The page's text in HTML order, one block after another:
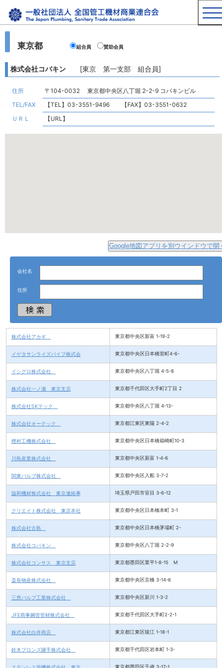
東京都 組合員 賛助会員
株式会社コバキン [東京 第一支部 組合員]
住所
〒104-0032 東京都中央区八丁堀 2-2-9 コバキンビル
TEL/FAX
【TEL】03-3551-9496 【FAX】03-3551-0632
ＵＲＬ
【URL】
Google地図アプリを別ウインドウで開
会社名
住所
株式会社アカギ 東京都中央区新富 1-19-2
イゲタサンライズパイプ株式会 東京都中央区日本橋室町4-6-
イシグロ株式会社 東京都中央区八丁堀 4-5-8
株式会社一ノ瀬 東京支店 東京都千代田区大手町2丁目 2
株式会社SKテック 東京都中央区八丁堀 4-13-
株式会社オーテック 東京都江東区東陽 2-4-2
樫村工機株式会社 東京都中央区日本橋箱崎町10-3
川島産業株式会社 東京都中央区新富 1-4-6
関東バルブ株式会社 東京都中央区入船 3-7-2
協和機材株式会社 東京連絡事 埼玉県戸田市笹目 3-6-12
クリエイト株式会社 東京本社 東京都中央区日本橋本町 3-1
株式会社古島 東京都中央区日本橋茅場町 2-
株式会社コバキン 東京都中央区八丁堀 2-2-9
株式会社コンサス 東京支店 東京都墨田区業平1-8-15 M
斎長物産株式会社 東京都中央区京橋 3-14-6
三恵バルブ工業株式会社 東京都中央区新川 1-3-2
JFE商事鋼管管材株式会社 東京都千代田区大手町2-2-1
株式会社白井商店 東京都江東区猿江 1-18-1
鈴木ブロンズ継手株式会社 東京都千代田区岩本町 1-3-
東京都墨田区千歳 3-17-1